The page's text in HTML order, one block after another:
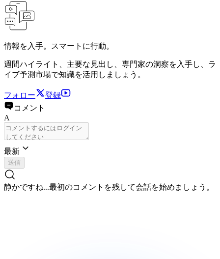
情報を入手。スマートに行動。
週間ハイライト、主要な見出し、専門家の洞察を入手し、ラ
イブ予測市場で知識を活用しましょう。
フォロー
登録
コメント
A
最新
送信
静かですね...最初のコメントを残して会話を始めましょう。